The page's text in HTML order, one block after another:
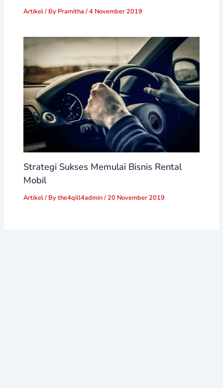
Artikel/ By Pramitha/4 November 2019
Strategi Sukses Memulai Bisnis Rental
Mobil
Artikel/ Bythe4qill4admin/ 20 November 2019